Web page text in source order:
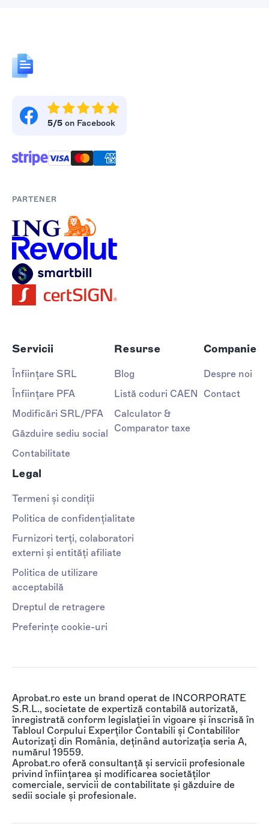
5/5 on Facebook
PARTENER
Servicii
Înființare SRL
Înființare PFA
Modificări SRL/PFA
Găzduire sediu social
Contabilitate
Resurse
Blog
Listă coduri CAEN
Calculator &
Comparator taxe
Companie
Despre noi
Contact
Legal
Termeni și condiții
Politica de confidențialitate
Furnizori terți, colaboratori
externi și entități afiliate
Politica de utilizare
acceptabilă
Dreptul de retragere
Preferințe cookie-uri
Aprobat.ro este un brand operat de INCORPORATE
S.R.L., societate de expertiză contabilă autorizată,
înregistrată conform legislației în vigoare și înscrisă în
Tabloul Corpului Experților Contabili și Contabililor
Autorizați din România, deținând autorizația seria A,
numărul 19559.
Aprobat.ro oferă consultanță și servicii profesionale
privind înființarea și modificarea societăților
comerciale, servicii de contabilitate și găzduire de
sedii sociale și profesionale.